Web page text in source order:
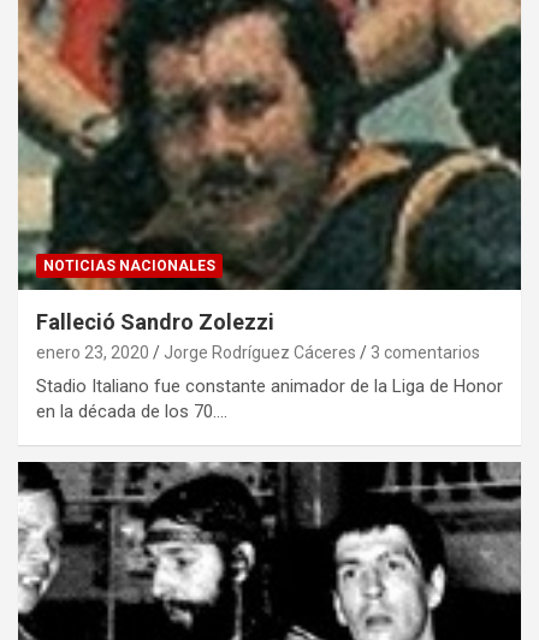
NOTICIAS NACIONALES
Falleció Sandro Zolezzi
enero 23, 2020 Jorge Rodríguez Cáceres 3 comentarios
Stadio Italiano fue constante animador de la Liga de Honor
en la década de los 70.…